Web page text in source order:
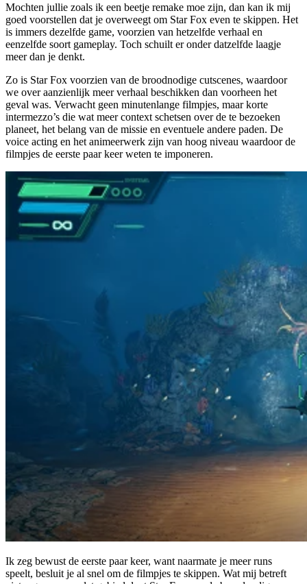
Mochten jullie zoals ik een beetje remake moe zijn, dan kan ik mij
goed voorstellen dat je overweegt om Star Fox even te skippen. Het
is immers dezelfde game, voorzien van hetzelfde verhaal en
eenzelfde soort gameplay. Toch schuilt er onder datzelfde laagje
meer dan je denkt.
Zo is Star Fox voorzien van de broodnodige cutscenes, waardoor
we over aanzienlijk meer verhaal beschikken dan voorheen het
geval was. Verwacht geen minutenlange filmpjes, maar korte
intermezzo’s die wat meer context schetsen over de te bezoeken
planeet, het belang van de missie en eventuele andere paden. De
voice acting en het animeerwerk zijn van hoog niveau waardoor de
filmpjes de eerste paar keer weten te imponeren.
Ik zeg bewust de eerste paar keer, want naarmate je meer runs
speelt, besluit je al snel om de filmpjes te skippen. Wat mij betreft